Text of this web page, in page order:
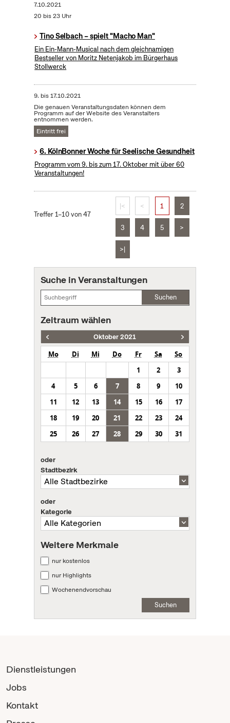
7.10.2021
20 bis 23 Uhr
Tino Selbach – spielt "Macho Man"
Ein Ein-Mann-Musical nach dem gleichnamigen
Bestseller von Moritz Netenjakob im Bürgerhaus
Stollwerck
9. bis17.10.2021
Die genauen Veranstaltungsdaten können dem
Programm auf der Website des Veranstalters
entnommen werden.
Eintritt frei
6. KölnBonner Woche für Seelische Gesundheit
Programm vom 9. bis zum 17. Oktober mit über 60
Veranstaltungen!
Treffer 1–10 von 47
|< < 1 2
3 4 5 >
>|
Suche in Veranstaltungen
Suchen
Zeitraum wählen
Oktober 2021
Mo Di Mi Do Fr Sa
So
1
2
3
4
5 6 7 8 9
10
11
12 13 14 15 16
17
18
19 20 21 22 23
24
25
26 27 28 29 30 31
oder
Stadtbezirk
oder
Kategorie
Weitere Merkmale
nur kostenlos
nur Highlights
Wochenendvorschau
Suchen
Dienstleistungen
Jobs
Kontakt